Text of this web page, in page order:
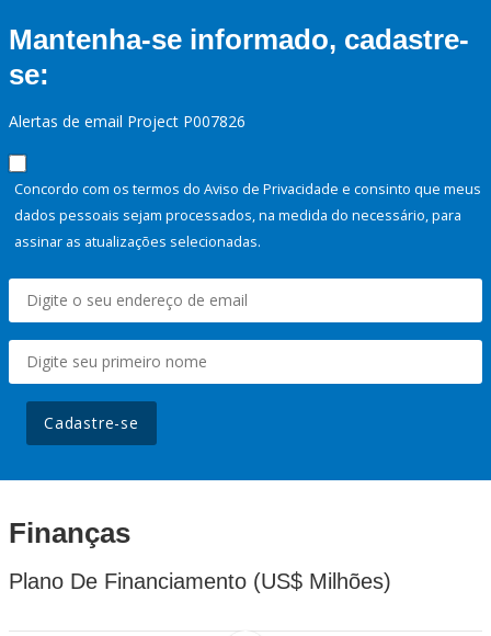
Mantenha-se informado, cadastre-
se:
Alertas de email Project P007826
Concordo com os termos do Aviso de Privacidade e consinto que meus
dados pessoais sejam processados, na medida do necessário, para
assinar as atualizações selecionadas.
Cadastre-se
Finanças
Plano De Financiamento (US$ Milhões)